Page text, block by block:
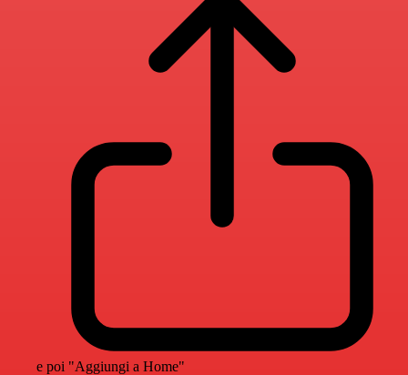
e poi "Aggiungi a Home"